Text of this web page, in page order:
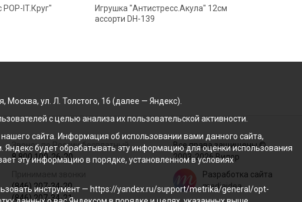
IT.Круг"
Игрушка "Антистресс.Акула" 12см
ассорти DH-139
Звонок по России бесплатный
8 800 100-26-20
(846) 207-34-20
(846) 207-34-21
Все права защищены ©
2003-2026 Вилор
Разработка сайта
mediaidea
ул. Л. Толстого, 16 (далее — Яндекс).
с целью анализа их пользовательской активности.
сайта. Информация об использовании вами данного сайта,
будет обрабатывать эту информацию для оценки использования
эту информацию в порядке, установленном в условиях
инструмент — https://yandex.ru/support/metrika/general/opt-